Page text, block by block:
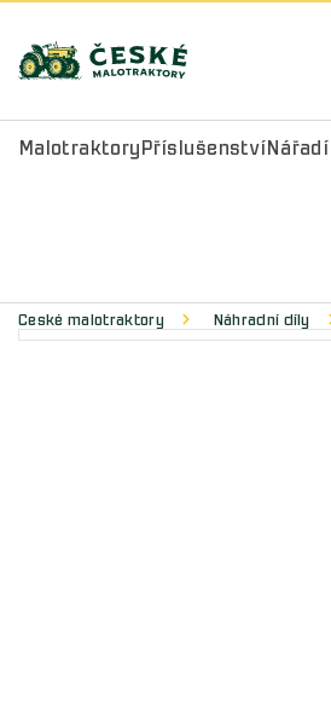
Malotraktory Příslušenství Nářadí
České malotraktory Náhradní díly